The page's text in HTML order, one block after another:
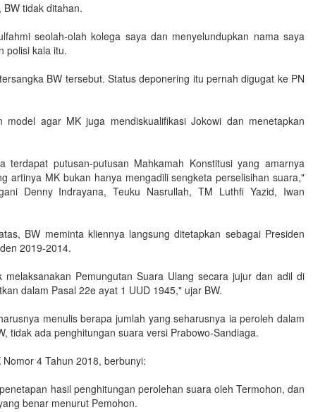
tidak ditahan.
seolah-olah kolega saya dan menyelundupkan nama saya
polisi kala itu.
BW tersebut. Status deponering itu pernah digugat ke PN
agar MK juga mendiskualifikasi Jokowi dan menetapkan
terdapat putusan-putusan Mahkamah Konstitusi yang amarnya
artinya MK bukan hanya mengadili sengketa perselisihan suara,"
Denny Indrayana, Teuku Nasrullah, TM Luthfi Yazid, Iwan
BW meminta kliennya langsung ditetapkan sebagai Presiden
2019-2014.
Pemungutan Suara Ulang secara jujur dan adil di
dalam Pasal 22e ayat 1 UUD 1945," ujar BW.
menulis berapa jumlah yang seharusnya ia peroleh dalam
tidak ada penghitungan suara versi Prabowo-Sandiaga.
4 Tahun 2018, berbunyi:
hasil penghitungan perolehan suara oleh Termohon, dan
benar menurut Pemohon.